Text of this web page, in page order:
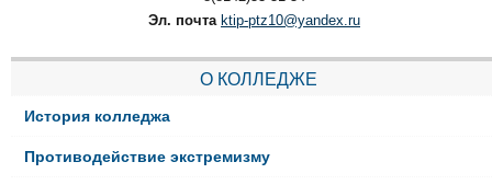
Эл. почта ktip-ptz10@yandex.ru
О КОЛЛЕДЖЕ
История колледжа
Противодействие экстремизму